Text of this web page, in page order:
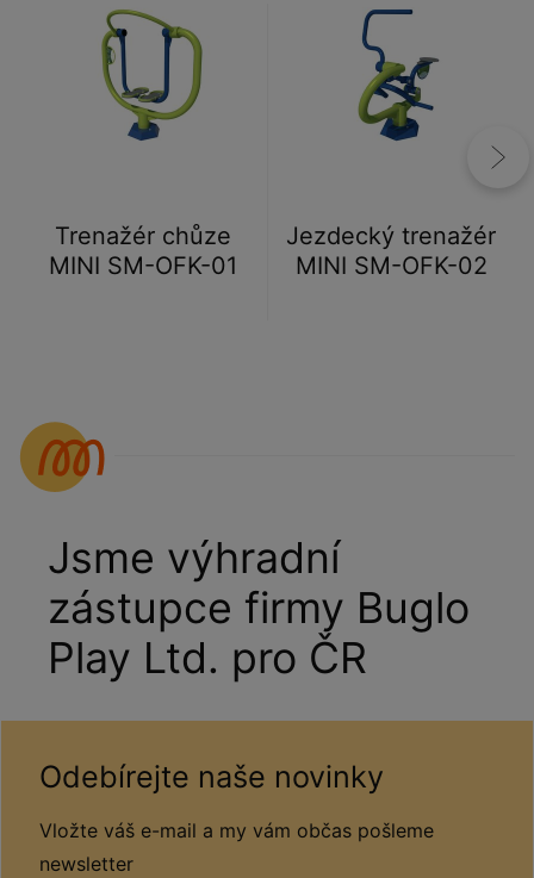
Trenažér chůze
MINI SM-OFK-01
Jezdecký trenažér
MINI SM-OFK-02
Jsme výhradní
zástupce firmy Buglo
Play Ltd. pro ČR
Odebírejte naše novinky
Vložte váš e-mail a my vám občas pošleme
newsletter